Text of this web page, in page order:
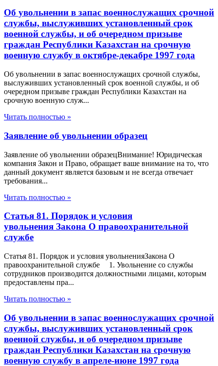
Об увольнении в запас военнослужащих срочной
службы, выслуживших установленный срок
военной службы, и об очередном призыве
граждан Республики Казахстан на срочную
военную службу в октябре-декабре 1997 года
Об увольнении в запас военнослужащих срочной службы,
выслуживших установленный срок военной службы, и об
очередном призыве граждан Республики Казахстан на
срочную военную служ...
Читать полностью »
Заявление об увольнении образец
Заявление об увольнении образецВнимание! Юридическая
компания Закон и Право, обращает ваше внимание на то, что
данный документ является базовым и не всегда отвечает
требования...
Читать полностью »
Статья 81. Порядок и условия
увольнения Закона О правоохранительной
службе
Статья 81. Порядок и условия увольненияЗакона О
правоохранительной службе 1. Увольнение со службы
сотрудников производится должностными лицами, которым
предоставлены пра...
Читать полностью »
Об увольнении в запас военнослужащих срочной
службы, выслуживших установленный срок
военной службы, и об очередном призыве
граждан Республики Казахстан на срочную
военную службу в апреле-июне 1997 года